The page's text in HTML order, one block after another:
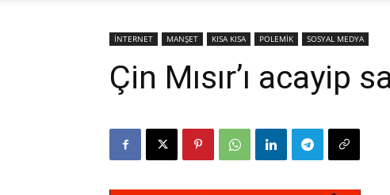
İNTERNET MANŞET KISA KISA POLEMİK SOSYAL MEDYA
Çin Mısır’ı acayip